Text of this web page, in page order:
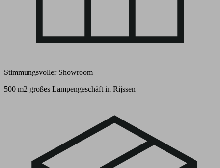
Stimmungsvoller Showroom
500 m2 großes Lampengeschäft in Rijssen